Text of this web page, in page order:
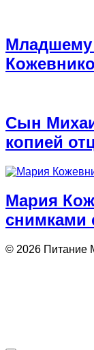
Сын
копией
Мария
снимками
© 2026 Питание